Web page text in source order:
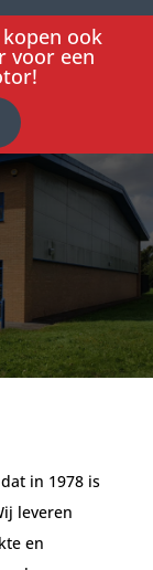
ook
voor een
in 1978 is
leveren
en